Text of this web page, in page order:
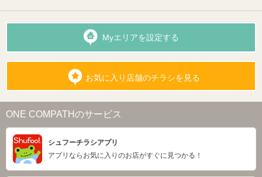
Myエリアを設定する
お気に入り店舗のチラシを見る
ONE COMPATHのサービス
シュフーチラシアプリ
アプリならお気に入りのお店がすぐに見つかる！